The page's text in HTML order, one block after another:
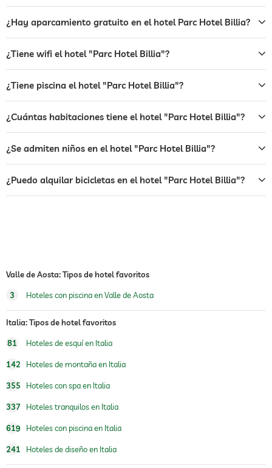
centro de rayos uva
hamacas
bar
restaurante
recepción recepción 24h
servicio de habitaciones
perros permitidos
alquiler de bicicletas Cargos adicionales
deportes de invierno
jacuzzi
piscina exterior abierto por temporada, cargos adicionales
piscina cubierta
canoa
¿Hay aparcamiento gratuito en el hotel Parc Hotel Billia?
¿Tiene wifi el hotel "Parc Hotel Billia"?
¿Tiene piscina el hotel "Parc Hotel Billia"?
¿Cuántas habitaciones tiene el hotel "Parc Hotel Billia"?
¿Se admiten niños en el hotel "Parc Hotel Billia"?
¿Puedo alquilar bicicletas en el hotel "Parc Hotel Billia"?
Valle de Aosta: Tipos de hotel favoritos
3 Hoteles con piscina en Valle de Aosta
Italia: Tipos de hotel favoritos
81 Hoteles de esquí en Italia
142 Hoteles de montaña en Italia
355 Hoteles con spa en Italia
337 Hoteles tranquilos en Italia
619 Hoteles con piscina en Italia
241 Hoteles de diseño en Italia